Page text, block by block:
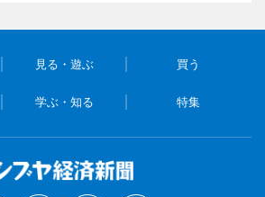
見る・遊ぶ 買う
学ぶ・知る 特集